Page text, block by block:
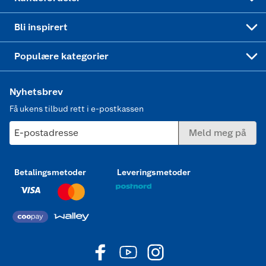
Bli inspirert
Populære kategorier
Nyhetsbrev
Få ukens tilbud rett i e-postkassen
E-postadresse Meld meg på
Betalingsmetoder Leveringsmetoder